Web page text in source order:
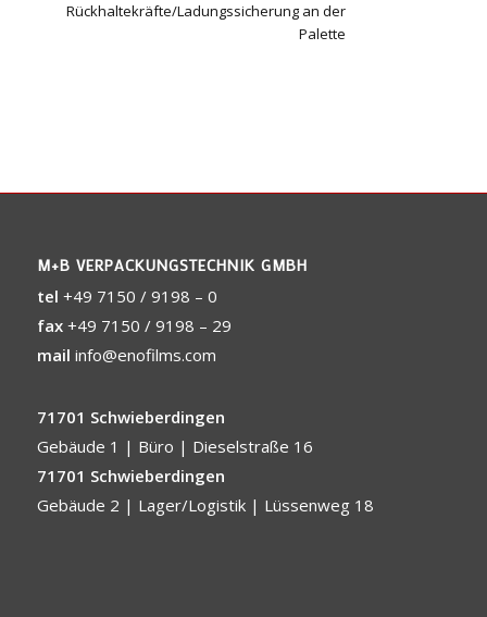
Rückhaltekräfte/Ladungssicherung an der
Palette
M+B VERPACKUNGSTECHNIK GMBH
tel +49 7150 / 9198 – 0
fax +49 7150 / 9198 – 29
mail info@enofilms.com
71701 Schwieberdingen
Gebäude 1 | Büro | Dieselstraße 16
71701 Schwieberdingen
Gebäude 2 | Lager/Logistik | Lüssenweg 18